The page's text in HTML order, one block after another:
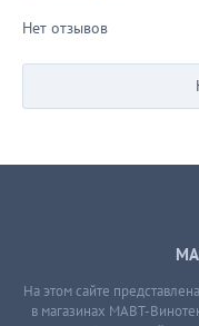
Нет отзывов
На этом сайте
в магазинах МАВТ-